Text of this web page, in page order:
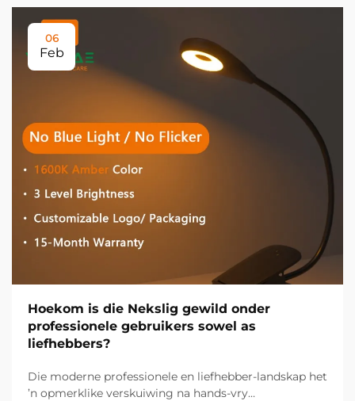
06
Feb
Hoekom is die Nekslig gewild onder
professionele gebruikers sowel as
liefhebbers?
Die moderne professionele en liefhebber-landskap het
’n opmerklike verskuiwing na hands-vry